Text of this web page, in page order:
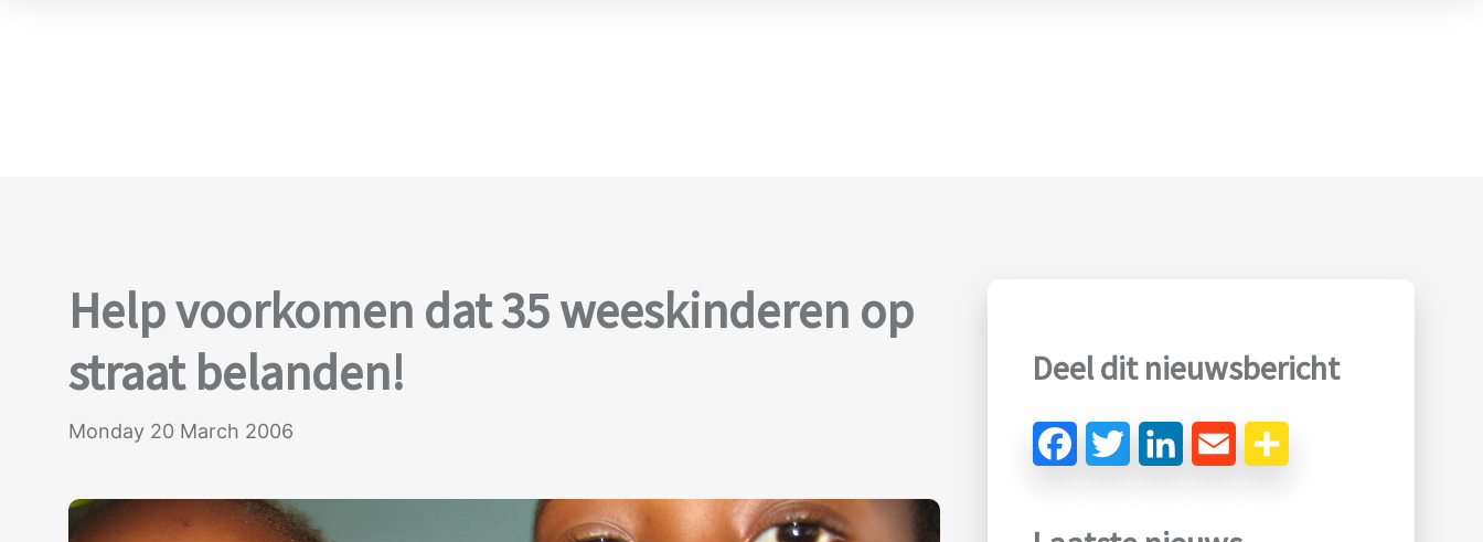
Help voorkomen dat 35 weeskinderen op
straat belanden!
Monday 20 March 2006
Deel dit nieuwsbericht